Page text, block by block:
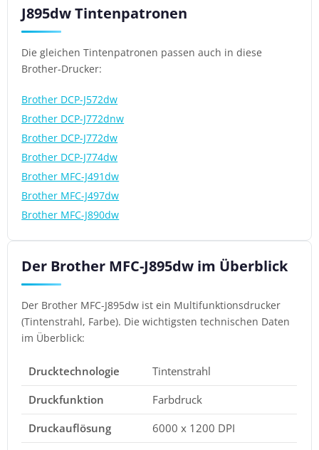
J895dw Tintenpatronen
Die gleichen Tintenpatronen passen auch in diese
Brother-Drucker:
Brother DCP-J572dw
Brother DCP-J772dnw
Brother DCP-J772dw
Brother DCP-J774dw
Brother MFC-J491dw
Brother MFC-J497dw
Brother MFC-J890dw
Der Brother MFC-J895dw im Überblick
Der Brother MFC-J895dw ist ein Multifunktionsdrucker
(Tintenstrahl, Farbe). Die wichtigsten technischen Daten
im Überblick:
Drucktechnologie
Tintenstrahl
Druckfunktion
Farbdruck
Druckauflösung
6000 x 1200 DPI